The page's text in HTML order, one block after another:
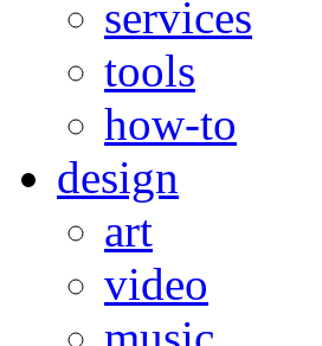
services
tools
how-to
design
art
video